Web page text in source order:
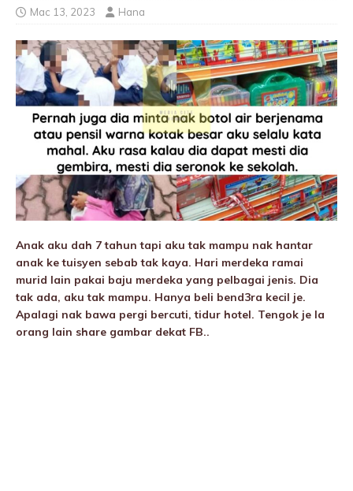
Mac 13, 2023 Hana
Anak aku dah 7 tahun tapi aku tak mampu nak hantar
anak ke tuisyen sebab tak kaya. Hari merdeka ramai
murid lain pakai baju merdeka yang pelbagai jenis. Dia
tak ada, aku tak mampu. Hanya beli bend3ra kecil je.
Apalagi nak bawa pergi bercuti, tidur hotel. Tengok je la
orang lain share gambar dekat FB..